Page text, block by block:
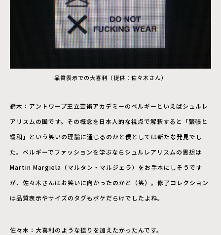
品質表示での大喜利（提供：佐々木さん）
鈴木：アントワープ王立芸術アカデミーのベルギーといえばシュルレ
アリスムの国です。その概念を日本人的な視点で解釈すると「緊張と
緩和」という笑いの理論に通じるのかと僕としては新たな発見でし
た。ベルギーでファッションを学ぶならシュルレアリスムの思想は
Martin Margiela（マルタン・マルジェラ）をお手本にしそうです
が、佐々木さんはお笑いに向かったのかと（笑）。修了コレクション
は品質表示やサイズのタグもボケだらけでしたよね。
佐々木：大喜利のような捻りを加えたかったんです。